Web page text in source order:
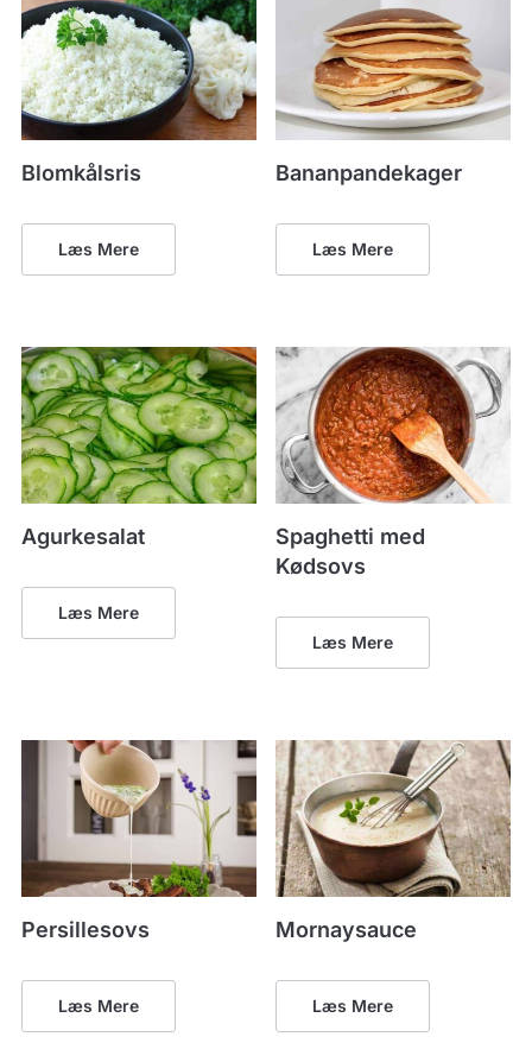
Blomkålsris
Læs Mere
Bananpandekager
Læs Mere
Agurkesalat
Læs Mere
Spaghetti med
Kødsovs
Læs Mere
Persillesovs
Læs Mere
Mornaysauce
Læs Mere